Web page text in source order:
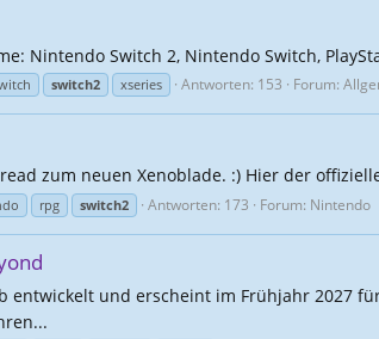
Nintendo Switch 2, Nintendo Switch,
switch2 xseries Antworten: 153 Forum:
zum neuen Xenoblade. :) Hier der
rpg switch2 Antworten: 173 Forum: Nintendo
entwickelt und erscheint im Frühjahr 2027